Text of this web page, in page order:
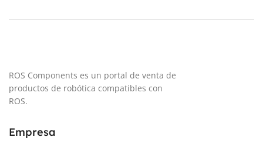
ROS Components es un portal de venta de
productos de robótica compatibles con
ROS.
Empresa